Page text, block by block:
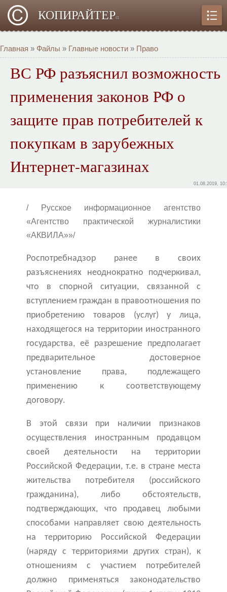
КОПИРАЙТЕРα
Главная » Файлы » Главные новости » Право
ВС РФ разъяснил возможность
применения законов РФ о
защите прав потребителей к
покупкам в зарубежных
Интернет-магазинах
01.08.2019,
/ Русское информационное агентство
«Агентство практической журналистики
«АКВИЛА»»/
Роспотребнадзор ранее в своих
разъяснениях неоднократно подчеркивал,
что в спорной ситуации, связанной с
вступлением граждан в правоотношения по
приобретению товаров (услуг) у лица,
находящегося на территории иностранного
государства, её разрешение предполагает
предварительное достоверное
установление права, подлежащего
применению к соответствующему
договору.
В этой связи при наличии признаков
осуществления иностранным продавцом
своей деятельности на территории
Российской Федерации, т.е. в стране места
жительства потребителя (российского
гражданина), либо обстоятельств,
подтверждающих, что продавец любыми
способами направляет свою деятельность
на территорию Российской Федерации
(наряду с территориями других стран), к
отношениям с участием потребителей
должно применяться законодательство